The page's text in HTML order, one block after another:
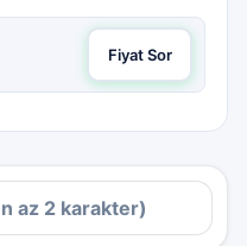
Fiyat Sor